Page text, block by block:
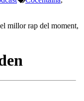
millor rap del moment,